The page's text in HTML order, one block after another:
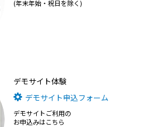
(年末年始・祝日を除く)
デモサイト体験
デモサイト申込フォーム
デモサイトご利用の
お申込みはこちら